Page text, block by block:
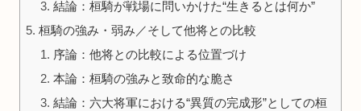
結論：桓騎が戦場に問いかけた“生きるとは何か”
桓騎の強み・弱み／そして他将との比較
序論：他将との比較による位置づけ
本論：桓騎の強みと致命的な脆さ
結論：六大将軍における“異質の完成形”としての桓